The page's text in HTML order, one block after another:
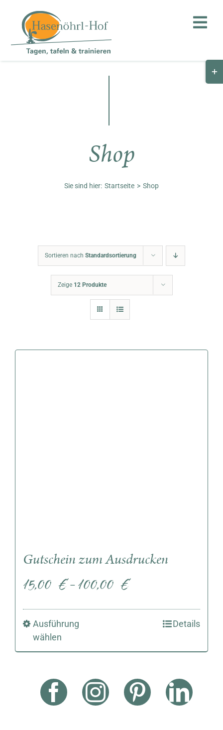
springen
Unternehmen
Shop
Sie sind hier: Startseite Shop
Sortieren nach Standardsortierung
Zeige 12 Produkte
Gutschein zum Ausdrucken
15,00€ – 100,00€
Ausführung
wählen
Details